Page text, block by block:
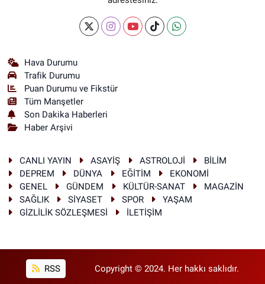
Hava Durumu
Trafik Durumu
Puan Durumu ve Fikstür
Tüm Manşetler
Son Dakika Haberleri
Haber Arşivi
CANLI YAYIN ASAYİŞ ASTROLOJİ
BİLİM
DEPREM
DÜNYA EĞİTİM
EKONOMİ
GENEL
GÜNDEM KÜLTÜR-SANAT
MAGAZİN
SAĞLIK
SİYASET SPOR
YAŞAM
GİZLİLİK SÖZLEŞMESİ
İLETİŞİM
RSS Copyright © 2024. Her hakkı saklıdır.